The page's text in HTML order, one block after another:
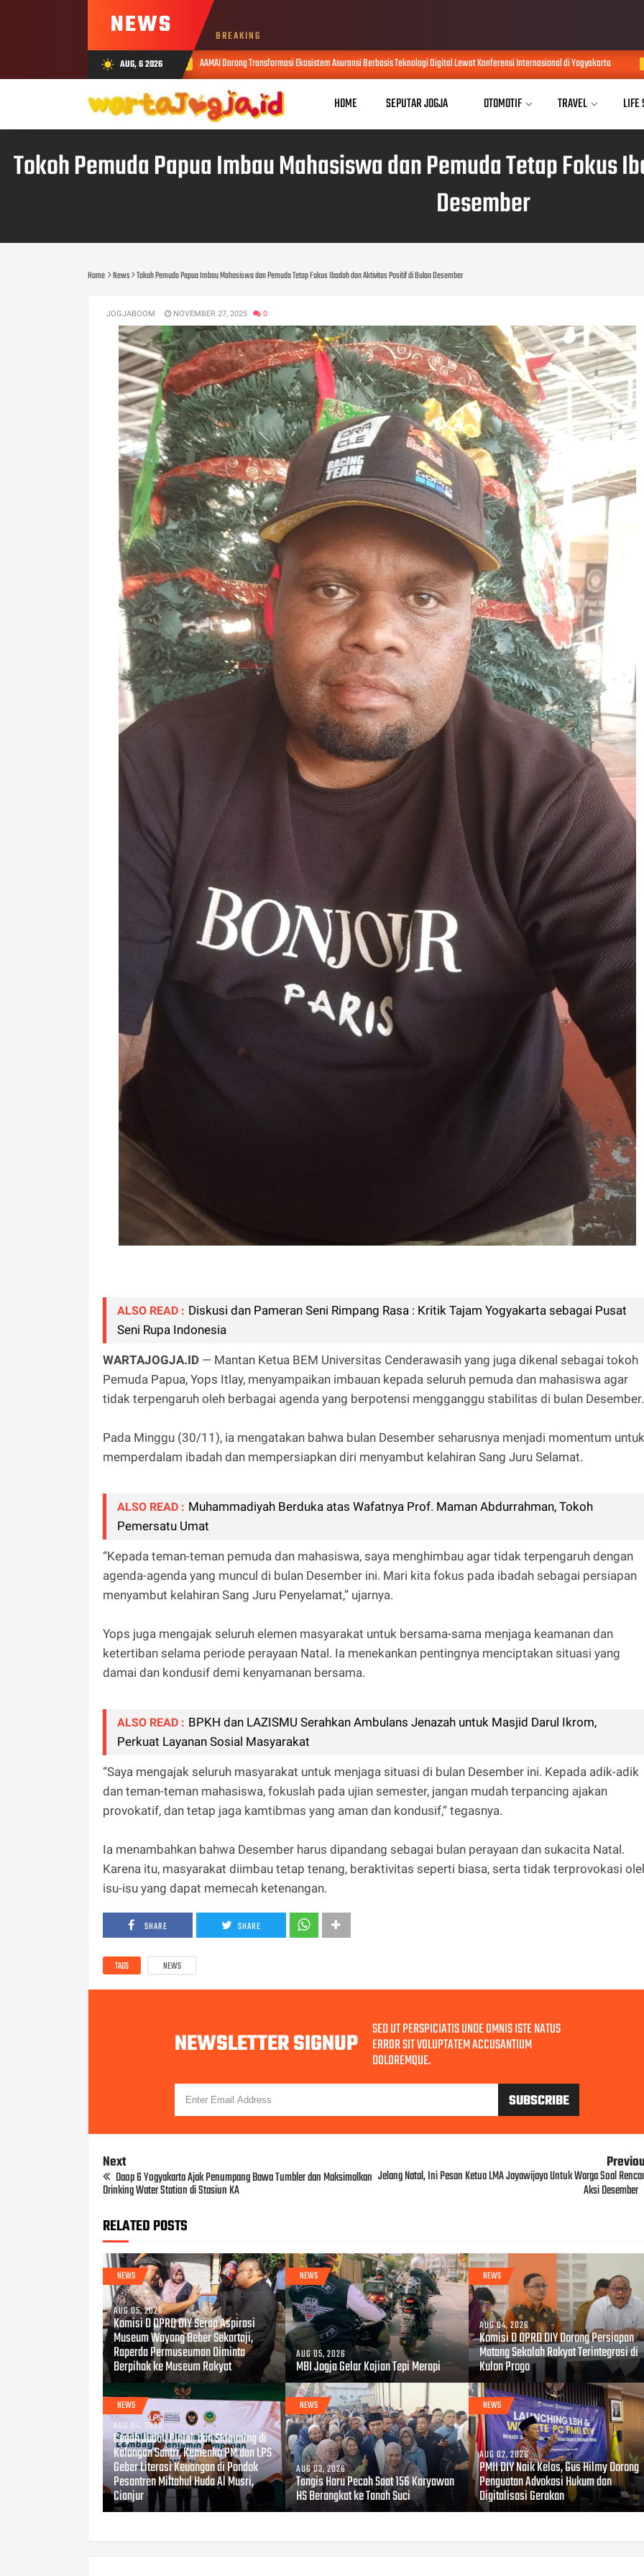
NEWS BREAKING
wb_sunny AUG, 6 2026
AAMAI Dorong Transformasi Ekosistem Asuransi Berbasis Teknologi Digital Lewat Konferensi Internasional di Yogyakarta AUG 05, 2026 Komisi D DPRD
HOME SEPUTAR JOGJA OTOMOTIF TRAVEL LIFE
Tokoh Pemuda Papua Imbau Mahasiswa dan Pemuda Tetap Fokus
Desember
Home News Tokoh Pemuda Papua Imbau Mahasiswa dan Pemuda Tetap Fokus Ibadah dan Aktivitas Positif di Bulan Desember
JOGJABOOM NOVEMBER 27, 2025 0
ALSO READ : Diskusi dan Pameran Seni Rimpang Rasa : Kritik Tajam Yogyakarta sebagai Pusat
Seni Rupa Indonesia
WARTAJOGJA.ID — Mantan Ketua BEM Universitas Cenderawasih yang juga dikenal sebagai tokoh
Pemuda Papua, Yops Itlay, menyampaikan imbauan kepada seluruh pemuda dan mahasiswa agar
tidak terpengaruh oleh berbagai agenda yang berpotensi mengganggu stabilitas di bulan
Pada Minggu (30/11), ia mengatakan bahwa bulan Desember seharusnya menjadi momentum untuk
memperdalam ibadah dan mempersiapkan diri menyambut kelahiran Sang Juru Selamat.
ALSO READ : Muhammadiyah Berduka atas Wafatnya Prof. Maman Abdurrahman, Tokoh
Pemersatu Umat
“Kepada teman-teman pemuda dan mahasiswa, saya menghimbau agar tidak terpengaruh dengan
agenda-agenda yang muncul di bulan Desember ini. Mari kita fokus pada ibadah sebagai persiapan
menyambut kelahiran Sang Juru Penyelamat,” ujarnya.
Yops juga mengajak seluruh elemen masyarakat untuk bersama-sama menjaga keamanan dan
ketertiban selama periode perayaan Natal. Ia menekankan pentingnya menciptakan situasi yang
damai dan kondusif demi kenyamanan bersama.
ALSO READ : BPKH dan LAZISMU Serahkan Ambulans Jenazah untuk Masjid Darul Ikrom,
Perkuat Layanan Sosial Masyarakat
“Saya mengajak seluruh masyarakat untuk menjaga situasi di bulan Desember ini. Kepada adik-adik
dan teman-teman mahasiswa, fokuslah pada ujian semester, jangan mudah terpancing ajakan
provokatif, dan tetap jaga kamtibmas yang aman dan kondusif,” tegasnya.
Ia menambahkan bahwa Desember harus dipandang sebagai bulan perayaan dan sukacita Natal.
Karena itu, masyarakat diimbau tetap tenang, beraktivitas seperti biasa, serta tidak terprovokasi
isu-isu yang dapat memecah ketenangan.
SHARE SHARE
TAGS NEWS
NEWSLETTER SIGNUP SED UT PERSPICIATIS UNDE OMNIS ISTE NATUS
ERROR SIT VOLUPTATEM ACCUSANTIUM
DOLOREMQUE.
Next
Daop 6 Yogyakarta Ajak Penumpang Bawa Tumbler dan Maksimalkan
Drinking Water Station di Stasiun KA
Jelang Natal, Ini Pesan Ketua LMA Jayawijaya Untuk Warga Soal
Aksi Desember
RELATED POSTS
NEWS
AUG 05, 2026
Komisi D DPRD DIY Serap Aspirasi
Museum Wayang Beber Sekartaji,
Raperda Permuseuman Diminta
Berpihak ke Museum Rakyat
NEWS
AUG 05, 2026
MBI Jogja Gelar Kajian Tepi Merapi
NEWS
AUG 04, 2026
Komisi D DPRD DIY Dorong Persiapan
Matang Sekolah Rakyat Terintegrasi di
Kulon Progo
NEWS
AUG 04, 2026
Cegah Judol, Pinjol, dan Skimming di
Kalangan Santri, Kemenko PM dan LPS
Geber Literasi Keuangan di Pondok
Pesantren Miftahul Huda Al Musri,
Cianjur
NEWS
AUG 03, 2026
Tangis Haru Pecah Saat 156 Karyawan
HS Berangkat ke Tanah Suci
NEWS
AUG 02, 2026
PMII DIY Naik Kelas, Gus Hilmy Dorong
Penguatan Advokasi Hukum dan
Digitalisasi Gerakan